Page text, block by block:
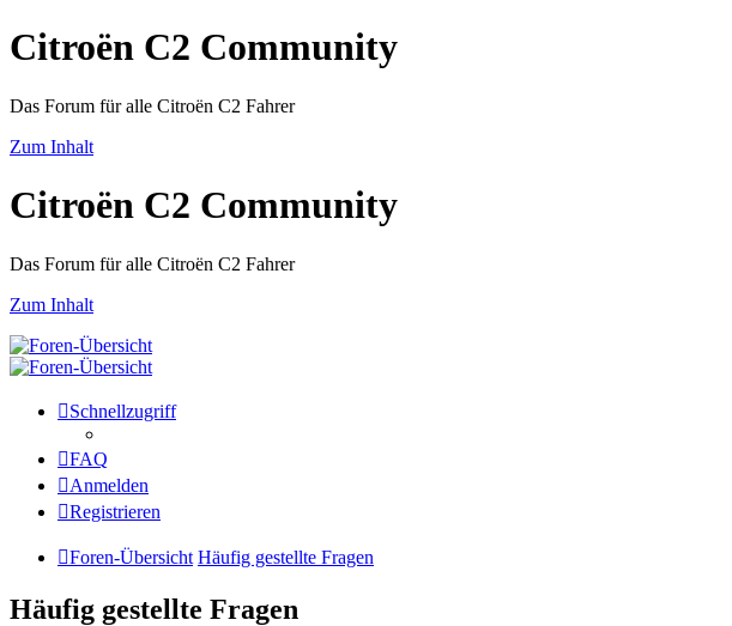
Citroën C2 Community
Das Forum für alle Citroën C2 Fahrer
Zum Inhalt
Citroën C2 Community
Das Forum für alle Citroën C2 Fahrer
Zum Inhalt
Schnellzugriff
FAQ
Anmelden
Registrieren
Foren-Übersicht Häufig gestellte Fragen
Häufig gestellte Fragen